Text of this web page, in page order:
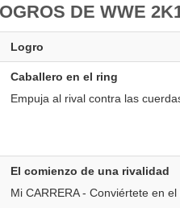
DE WWE
Logro
Caballero en el ring
Empuja al rival contra las
El comienzo de una rivalidad
Mi CARRERA - Conviértete en